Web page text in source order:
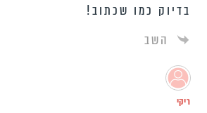
בדיוק כמו שכתוב!
השב
ריקי